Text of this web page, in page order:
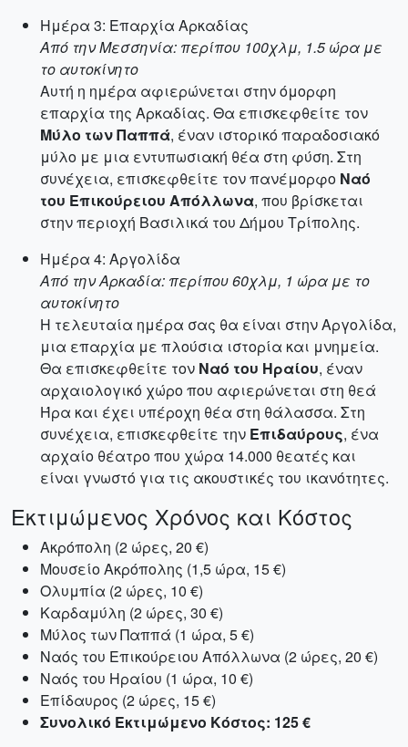
Ημέρα 3: Επαρχία Αρκαδίας
Από την Μεσσηνία: περίπου 100χλμ, 1.5 ώρα με
το αυτοκίνητο
Αυτή η ημέρα αφιερώνεται στην όμορφη
επαρχία της Αρκαδίας. Θα επισκεφθείτε τον
Μύλο των Παππά, έναν ιστορικό παραδοσιακό
μύλο με μια εντυπωσιακή θέα στη φύση. Στη
συνέχεια, επισκεφθείτε τον πανέμορφο Ναό
του Επικούρειου Απόλλωνα, που βρίσκεται
στην περιοχή Βασιλικά του Δήμου Τρίπολης.
Ημέρα 4: Αργολίδα
Από την Αρκαδία: περίπου 60χλμ, 1 ώρα με το
αυτοκίνητο
Η τελευταία ημέρα σας θα είναι στην Αργολίδα,
μια επαρχία με πλούσια ιστορία και μνημεία.
Θα επισκεφθείτε τον Ναό του Ηραίου, έναν
αρχαιολογικό χώρο που αφιερώνεται στη θεά
Ήρα και έχει υπέροχη θέα στη θάλασσα. Στη
συνέχεια, επισκεφθείτε την Επιδαύρους, ένα
αρχαίο θέατρο που χώρα 14.000 θεατές και
είναι γνωστό για τις ακουστικές του ικανότητες.
Εκτιμώμενος Χρόνος και Κόστος
Ακρόπολη (2 ώρες, 20 €)
Μουσείο Ακρόπολης (1,5 ώρα, 15 €)
Ολυμπία (2 ώρες, 10 €)
Καρδαμύλη (2 ώρες, 30 €)
Μύλος των Παππά (1 ώρα, 5 €)
Ναός του Επικούρειου Απόλλωνα (2 ώρες, 20 €)
Ναός του Ηραίου (1 ώρα, 10 €)
Επίδαυρος (2 ώρες, 15 €)
Συνολικό Εκτιμώμενο Κόστος: 125 €